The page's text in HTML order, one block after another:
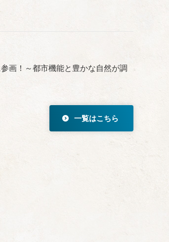
画！～都市機能と豊かな自然が調
一覧はこちら